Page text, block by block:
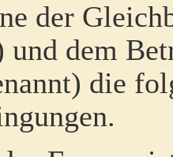
der
und dem
die